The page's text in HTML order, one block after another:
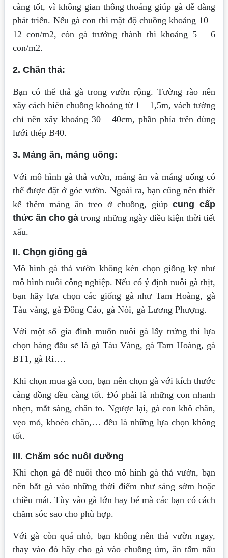
càng tốt, vì không gian thông thoáng giúp gà dễ dàng
phát triển. Nếu gà con thì mật độ chuồng khoảng 10 –
12 con/m2, còn gà trưởng thành thì khoảng 5 – 6
con/m2.
2. Chăn thả:
Bạn có thể thả gà trong vườn rộng. Tường rào nên
xây cách hiên chuồng khoảng từ 1 – 1,5m, vách tường
chỉ nên xây khoảng 30 – 40cm, phần phía trên dùng
lưới thép B40.
3. Máng ăn, máng uống:
Với mô hình gà thả vườn, máng ăn và máng uống có
thể được đặt ở góc vườn. Ngoài ra, bạn cũng nên thiết
kế thêm máng ăn treo ở chuồng, giúpcung cấp
thức ăn cho gà trong những ngày điều kiện thời tiết
xấu.
II. Chọn giống gà
Mô hình gà thả vườn không kén chọn giống kỹ như
mô hình nuôi công nghiệp. Nếu có ý định nuôi gà thịt,
bạn hãy lựa chọn các giống gà như Tam Hoàng, gà
Tàu vàng, gà Đông Cảo, gà Nòi, gà Lương Phượng.
Với một số gia đình muốn nuôi gà lấy trứng thì lựa
chọn hàng đầu sẽ là gà Tàu Vàng, gà Tam Hoàng, gà
BT1, gà Ri….
Khi chọn mua gà con, bạn nên chọn gà với kích thước
càng đồng đều càng tốt. Đó phải là những con nhanh
nhẹn, mắt sàng, chân to. Ngược lại, gà con khô chân,
vẹo mỏ, khoèo chân,… đều là những lựa chọn không
tốt.
III. Chăm sóc nuôi dưỡng
Khi chọn gà để nuôi theo mô hình gà thả vườn, bạn
nên bắt gà vào những thời điểm như sáng sớm hoặc
chiều mát. Tùy vào gà lớn hay bé mà các bạn có cách
chăm sóc sao cho phù hợp.
Với gà còn quá nhỏ, bạn không nên thả vườn ngay,
thay vào đó hãy cho gà vào chuồng úm, ăn tấm nấu